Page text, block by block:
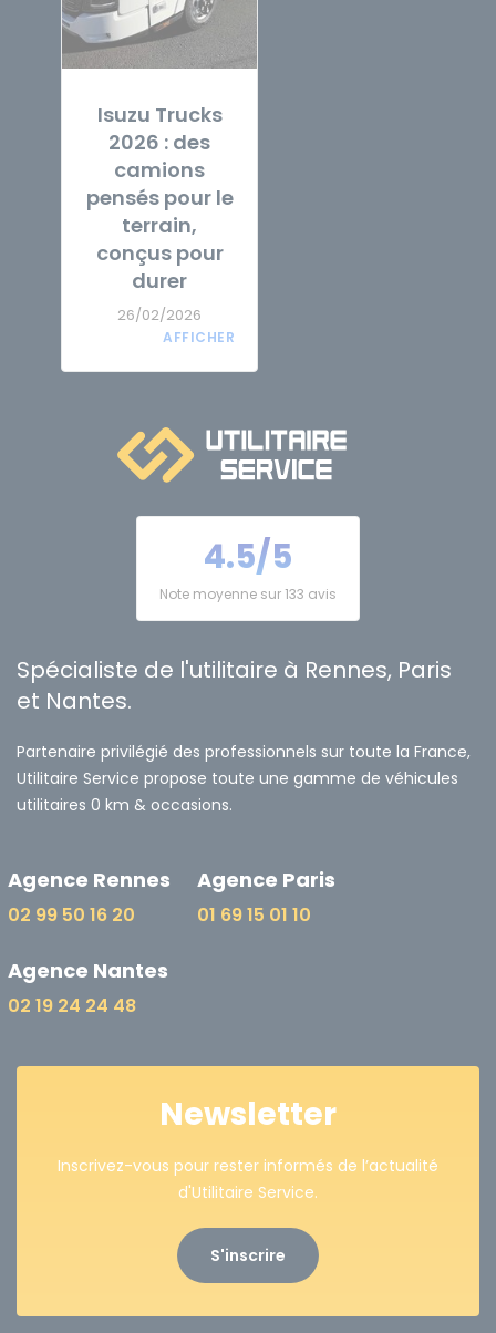
Isuzu Trucks
2026 : des
camions
pensés pour le
terrain,
conçus pour
durer
26/02/2026
4.5/5
Note moyenne sur 133 avis
Spécialiste de l'utilitaire à Rennes, Paris
et Nantes.
Partenaire privilégié des professionnels sur toute la France,
Utilitaire Service propose toute une gamme de véhicules
utilitaires 0 km & occasions.
Agence Rennes
02 99 50 16 20
Agence Paris
01 69 15 01 10
Agence Nantes
02 19 24 24 48
Newsletter
Inscrivez-vous pour rester informés de l’actualité
d'Utilitaire Service.
S'inscrire